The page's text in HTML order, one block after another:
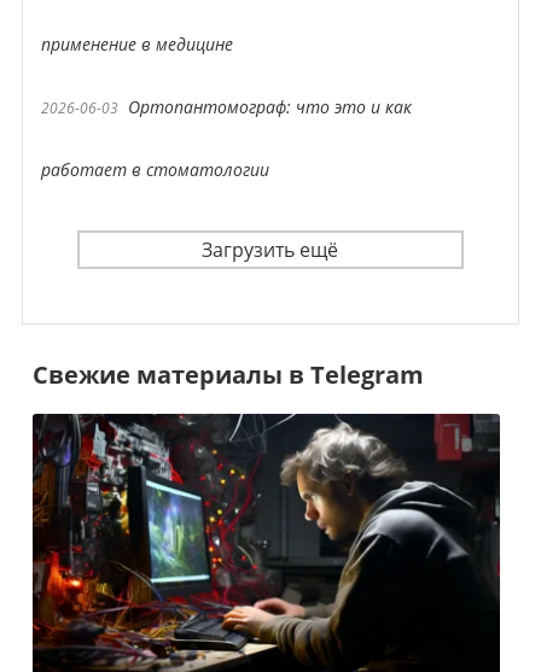
применение в медицине
2026-06-03 Ортопантомограф: что это и как
работает в стоматологии
Загрузить ещё
Свежие материалы в Telegram